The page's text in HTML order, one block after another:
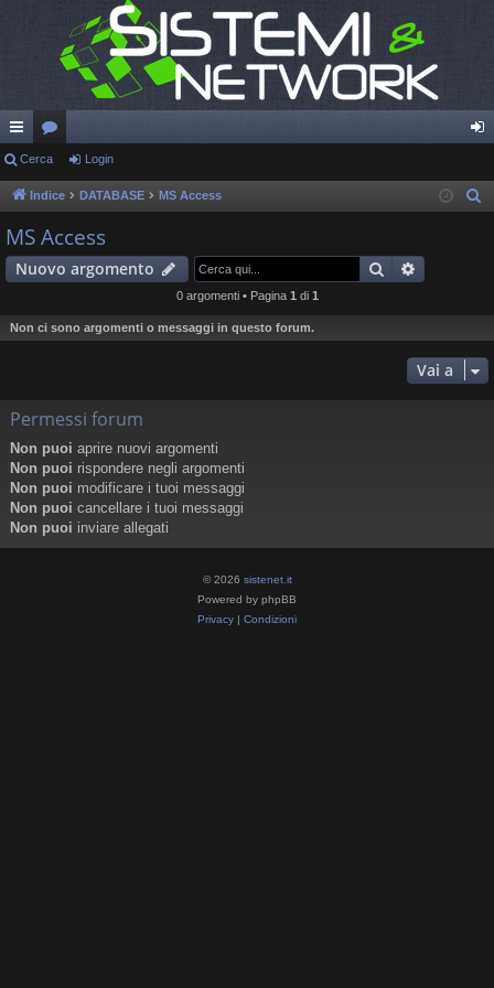
oll
eg
a
m
ti
idi
or
u
m
in
Cerca Login
Indice DATABASE MS Access
MS Access
Nuovo argomento Cerca
0 argomenti • Pagina 1 di 1
Non ci sono argomenti o messaggi in questo forum.
Vai a
Permessi forum
Non puoi aprire nuovi argomenti
Non puoi rispondere negli argomenti
Non puoi modificare i tuoi messaggi
Non puoi cancellare i tuoi messaggi
Non puoi inviare allegati
© 2026 sistenet.it
Powered by phpBB
Privacy | Condizioni